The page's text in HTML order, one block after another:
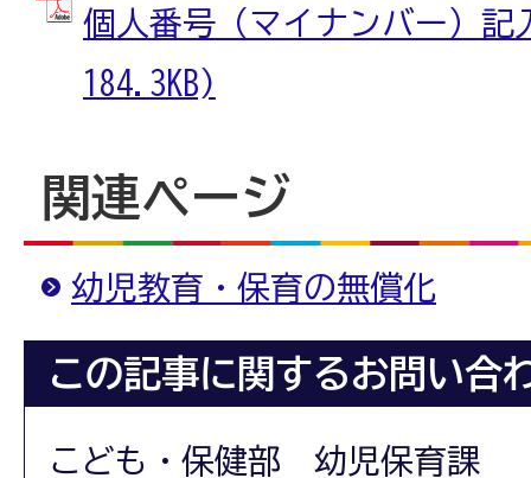
個人番号（マイナンバー）記
184.3KB)
関連ページ
幼児教育・保育の無償化
この記事に関するお問い合
こども・保健部 幼児保育課